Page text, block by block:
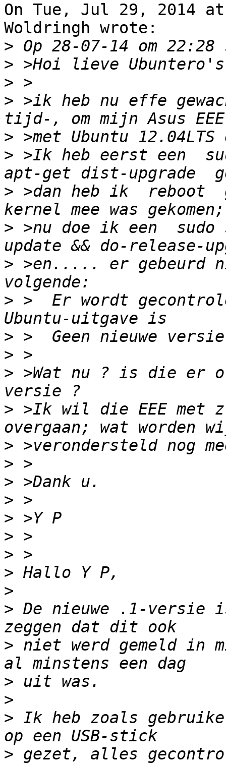
On Tue, Jul 29, 2014 at
Woldringh wrote:
>
>
>
> >ik heb nu effe
>
> >Ik heb eerst een
> >dan heb ik  reboot
> >nu doe ik een  sudo
> >en..... er gebeurd
> >  Er wordt
>
>
> >Wat nu ? is die
> >Ik wil die EEE met
>
>
>
>
>
>
>
>
>
> De nieuwe .1-versie
> niet werd gemeld in
>
>
> Ik heb zoals
> gezet, alles